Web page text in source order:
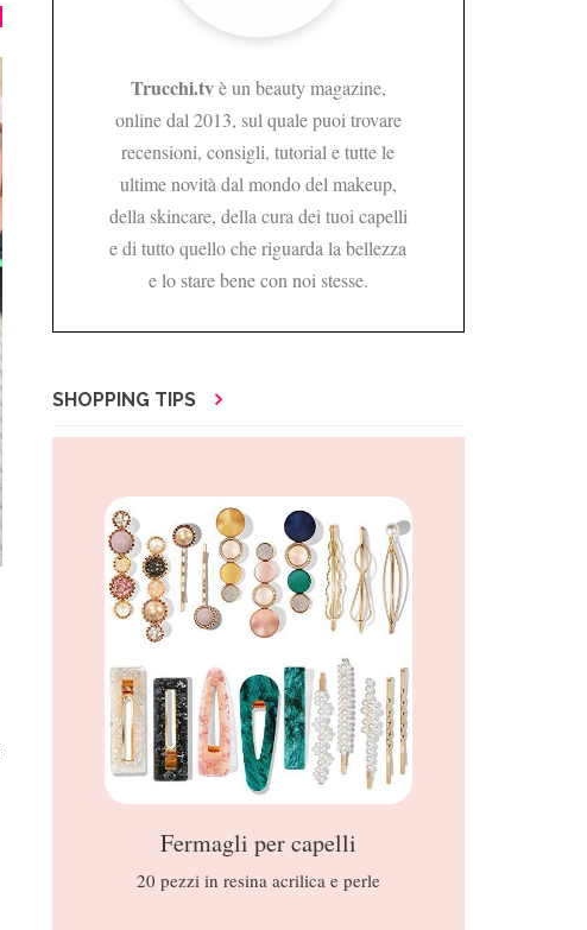
Trucchi.tvè un beauty magazine,
online dal 2013, sul quale puoi trovare
recensioni, consigli, tutorial e tutte le
ultime novità dal mondo del makeup,
della skincare, della cura dei tuoi capelli
e di tutto quello che riguarda la bellezza
e lo stare bene con noi stesse.
SHOPPING TIPS
Fermagli per capelli
20 pezzi in resina acrilica e perle